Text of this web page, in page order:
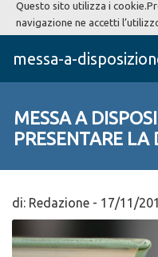
Questo sito utilizza i
navigazione ne accetti
messa-a-
MESSA A
PRESENTARE
di: Redazione - 17/11/